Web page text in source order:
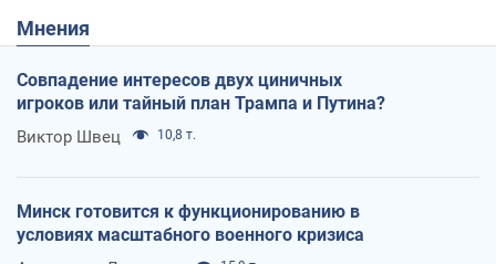
Мнения
Совпадение интересов двух циничных
игроков или тайный план Трампа и Путина?
Виктор Швец 10,8 т.
Минск готовится к функционированию в
условиях масштабного военного кризиса